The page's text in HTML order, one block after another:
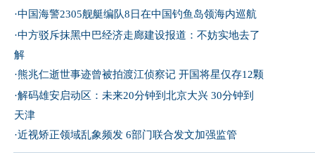
·中国海警2305舰艇编队8日在中国钓鱼岛领海内巡航
·中方驳斥抹黑中巴经济走廊建设报道：不妨实地去了
解
·熊兆仁逝世事迹曾被拍渡江侦察记 开国将星仅存12颗
·解码雄安启动区：未来20分钟到北京大兴 30分钟到
天津
·近视矫正领域乱象频发 6部门联合发文加强监管